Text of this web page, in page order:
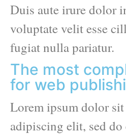
Duis aute irure dolor
voluptate velit esse
fugiat nulla pariatur.
The most
for web
Lorem ipsum dolor sit
adipiscing elit, sed